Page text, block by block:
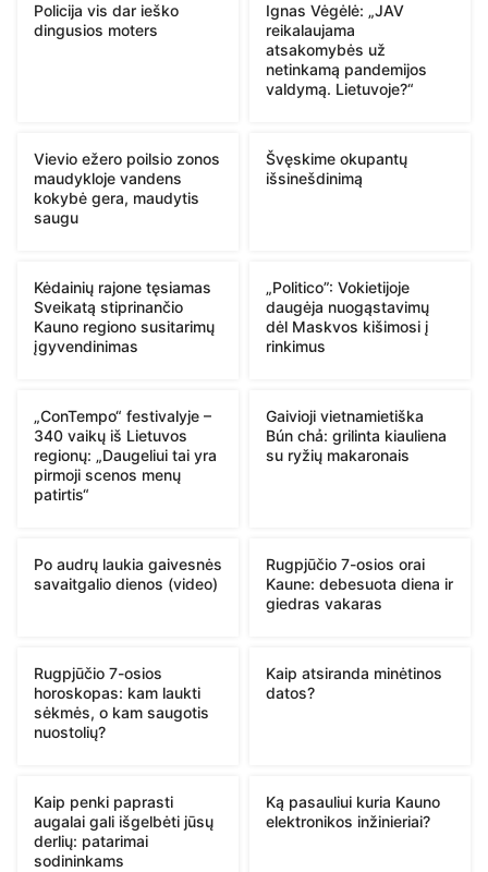
Policija vis dar ieško
dingusios moters
Ignas Vėgėlė: „JAV
reikalaujama
atsakomybės už
netinkamą pandemijos
valdymą. Lietuvoje?“
Vievio ežero poilsio zonos
maudykloje vandens
kokybė gera, maudytis
saugu
Švęskime okupantų
išsinešdinimą
Kėdainių rajone tęsiamas
Sveikatą stiprinančio
Kauno regiono susitarimų
įgyvendinimas
„Politico”: Vokietijoje
daugėja nuogąstavimų
dėl Maskvos kišimosi į
rinkimus
„ConTempo“ festivalyje –
340 vaikų iš Lietuvos
regionų: „Daugeliui tai yra
pirmoji scenos menų
patirtis“
Gaivioji vietnamietiška
Bún chả: grilinta kiauliena
su ryžių makaronais
Po audrų laukia gaivesnės
savaitgalio dienos (video)
Rugpjūčio 7-osios orai
Kaune: debesuota diena ir
giedras vakaras
Rugpjūčio 7-osios
horoskopas: kam laukti
sėkmės, o kam saugotis
nuostolių?
Kaip atsiranda minėtinos
datos?
Kaip penki paprasti
augalai gali išgelbėti jūsų
derlių: patarimai
sodininkams
Ką pasauliui kuria Kauno
elektronikos inžinieriai?